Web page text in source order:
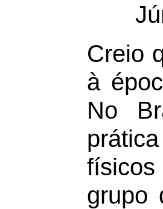
Creio
à
No
grupo